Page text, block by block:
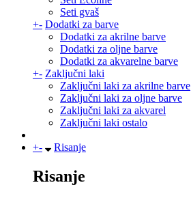
Seti gvaš
+- Dodatki za barve
Dodatki za akrilne barve
Dodatki za oljne barve
Dodatki za akvarelne barve
+- Zaključni laki
Zaključni laki za akrilne barve
Zaključni laki za oljne barve
Zaključni laki za akvarel
Zaključni laki ostalo
+- Risanje
Risanje